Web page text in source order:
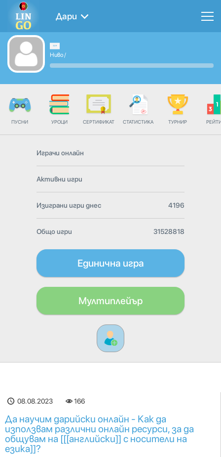
Дари
Ниво/
ПУСНИ УРОЦИ СЕРТИФИКАТ СТАТИСТИКА ТУРНИР
Играчи онлайн
Активни игри
Изиграни игри днес 4196
Общо игри 31528818
Единична игра
Мултиплейър
08.08.2023 166
Да научим дарийски онлайн - Как да
използвам различни онлайн ресурси, за да
общувам на [[[английски]] с носители на
езика]]?